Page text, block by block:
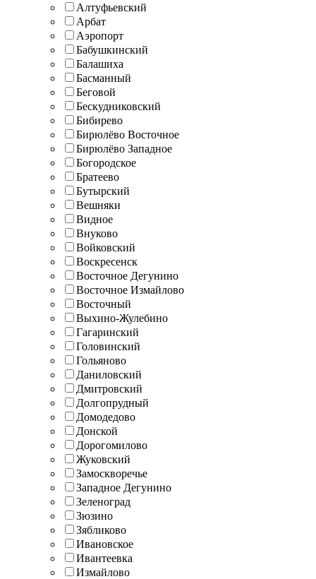
Алтуфьевский
Арбат
Аэропорт
Бабушкинский
Балашиха
Басманный
Беговой
Бескудниковский
Бибирево
Бирюлёво Восточное
Бирюлёво Западное
Богородское
Братеево
Бутырский
Вешняки
Видное
Внуково
Войковский
Воскресенск
Восточное Дегунино
Восточное Измайлово
Восточный
Выхино-Жулебино
Гагаринский
Головинский
Гольяново
Даниловский
Дмитровский
Долгопрудный
Домодедово
Донской
Дорогомилово
Жуковский
Замоскворечье
Западное Дегунино
Зеленоград
Зюзино
Зябликово
Ивановское
Ивантеевка
Измайлово